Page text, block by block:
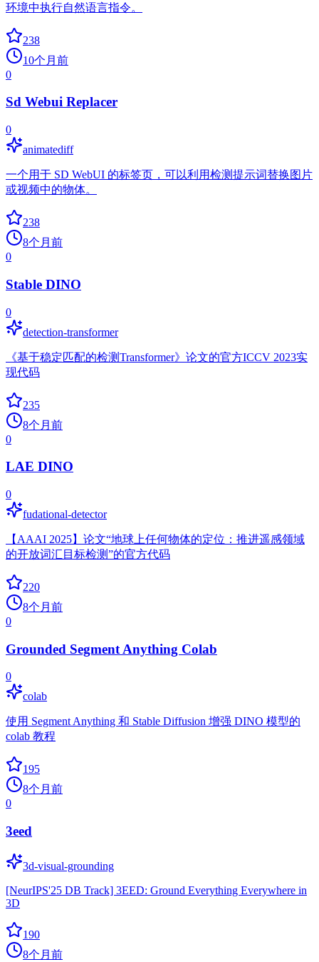
环境中执行自然语言指令。
238
10个月前
0
Sd Webui Replacer
0
animatediff
一个用于 SD WebUI 的标签页，可以利用检测提示词替换图片
或视频中的物体。
238
8个月前
0
Stable DINO
0
detection-transformer
《基于稳定匹配的检测Transformer》论文的官方ICCV 2023实
现代码
235
8个月前
0
LAE DINO
0
fudational-detector
【AAAI 2025】论文“地球上任何物体的定位：推进遥感领域
的开放词汇目标检测”的官方代码
220
8个月前
0
Grounded Segment Anything Colab
0
colab
使用 Segment Anything 和 Stable Diffusion 增强 DINO 模型的
colab 教程
195
8个月前
0
3eed
3d-visual-grounding
[NeurIPS'25 DB Track] 3EED: Ground Everything Everywhere in
3D
190
8个月前